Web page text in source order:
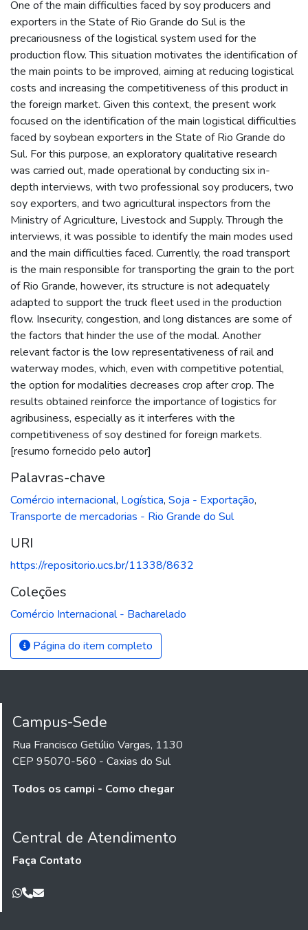
One of the main difficulties faced by soy producers and
exporters in the State of Rio Grande do Sul is the
precariousness of the logistical system used for the
production flow. This situation motivates the identification of
the main points to be improved, aiming at reducing logistical
costs and increasing the competitiveness of this product in
the foreign market. Given this context, the present work
focused on the identification of the main logistical difficulties
faced by soybean exporters in the State of Rio Grande do
Sul. For this purpose, an exploratory qualitative research
was carried out, made operational by conducting six in-
depth interviews, with two professional soy producers, two
soy exporters, and two agricultural inspectors from the
Ministry of Agriculture, Livestock and Supply. Through the
interviews, it was possible to identify the main modes used
and the main difficulties faced. Currently, the road transport
is the main responsible for transporting the grain to the port
of Rio Grande, however, its structure is not adequately
adapted to support the truck fleet used in the production
flow. Insecurity, congestion, and long distances are some of
the factors that hinder the use of the modal. Another
relevant factor is the low representativeness of rail and
waterway modes, which, even with competitive potential,
the option for modalities decreases crop after crop. The
results obtained reinforce the importance of logistics for
agribusiness, especially as it interferes with the
competitiveness of soy destined for foreign markets.
[resumo fornecido pelo autor]
Palavras-chave
Comércio internacional, Logística, Soja - Exportação,
Transporte de mercadorias - Rio Grande do Sul
URI
https://repositorio.ucs.br/11338/8632
Coleções
Comércio Internacional - Bacharelado
Página do item completo
Campus-Sede
Rua Francisco Getúlio Vargas, 1130
CEP 95070-560 - Caxias do Sul
Todos os campi - Como chegar
Central de Atendimento
Faça Contato